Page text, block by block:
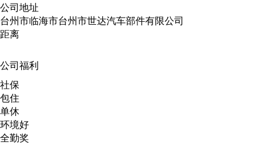
公司地址
台州市临海市台州市世达汽车部件有限公司
距离
公司福利
社保
包住
单休
环境好
全勤奖